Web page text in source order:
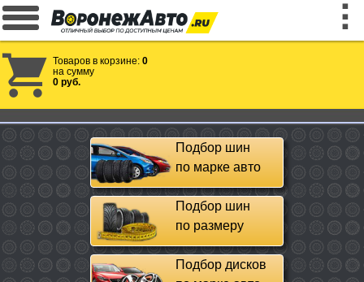
Товаров в корзине: 0
на сумму
0 руб.
Подбор шин
по марке авто
Подбор шин
по размеру
Подбор дисков